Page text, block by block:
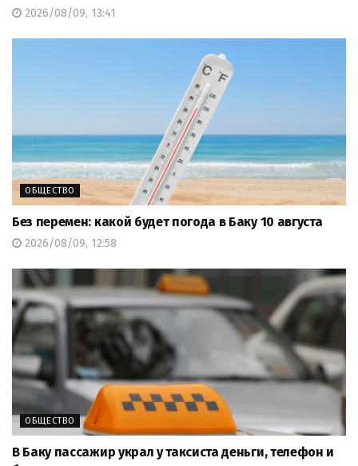
2026/08/09, 13:41
ОБЩЕСТВО
Без перемен: какой будет погода в Баку 10 августа
2026/08/09, 12:58
ОБЩЕСТВО
В Баку пассажир украл у таксиста деньги, телефон и